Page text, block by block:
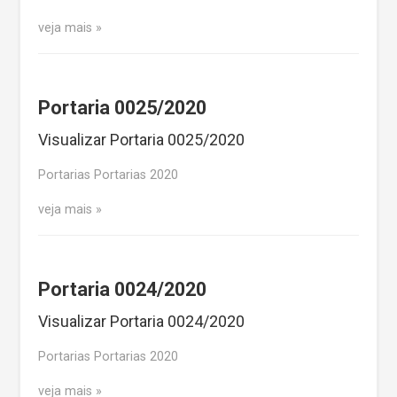
veja mais
Portaria 0025/2020
Visualizar Portaria 0025/2020
Portarias Portarias 2020
veja mais
Portaria 0024/2020
Visualizar Portaria 0024/2020
Portarias Portarias 2020
veja mais